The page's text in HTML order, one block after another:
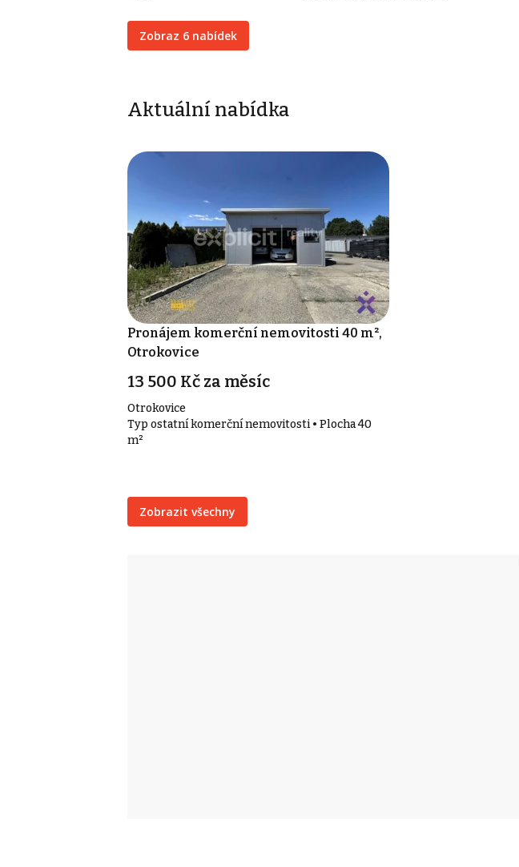
Zobraz 6 nabídek
Aktuální nabídka
Pronájem komerční nemovitosti 40 m²,
Otrokovice
13 500 Kč za měsíc
Otrokovice
Typ ostatní komerční nemovitosti • Plocha 40
m²
Zobrazit všechny